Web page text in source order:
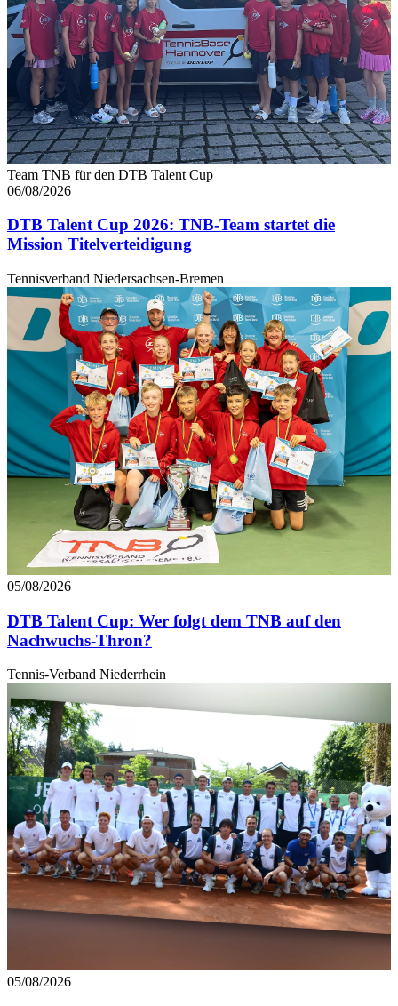
Team TNB für den DTB Talent Cup
06/08/2026
DTB Talent Cup 2026: TNB-Team startet die
Mission Titelverteidigung
Tennisverband Niedersachsen-Bremen
05/08/2026
DTB Talent Cup: Wer folgt dem TNB auf den
Nachwuchs-Thron?
Tennis-Verband Niederrhein
05/08/2026